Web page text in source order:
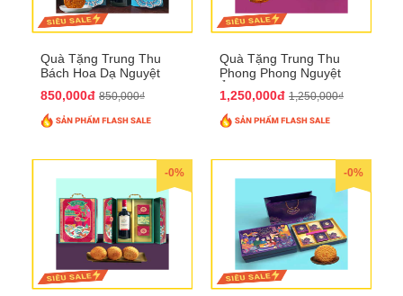
Quà Tặng Trung Thu
Bách Hoa Dạ Nguyệt
850,000đ 850,000₫
Quà Tặng Trung Thu
Phong Phong Nguyệt
1,250,000đ 1,250,000₫
-0% -0%